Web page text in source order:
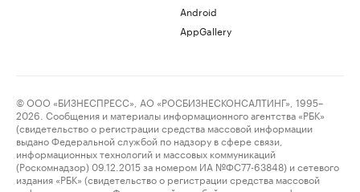
Android
AppGallery
© ООО «БИЗНЕСПРЕСС», АО «РОСБИЗНЕСКОНСАЛТИНГ», 1995–
2026. Сообщения и материалы информационного агентства «РБК»
(свидетельство о регистрации средства массовой информации
выдано Федеральной службой по надзору в сфере связи,
информационных технологий и массовых коммуникаций
(Роскомнадзор) 09.12.2015 за номером ИА №ФС77-63848) и сетевого
издания «РБК» (свидетельство о регистрации средства массовой